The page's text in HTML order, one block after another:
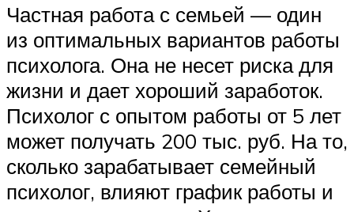
Частная работа с семьей — один
из оптимальных вариантов работы
психолога. Она не несет риска для
жизни и дает хороший заработок.
Психолог с опытом работы от 5 лет
может получать 200 тыс. руб. На то,
сколько зарабатывает семейный
психолог, влияют график работы и